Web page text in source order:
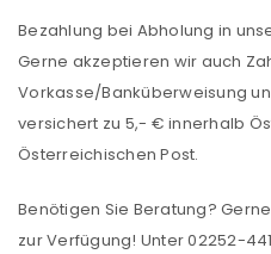
Bezahlung bei Abholung in
Gerne akzeptieren wir auch
Vorkasse/Banküberweisung
versichert zu 5,- € innerhalb
Österreichischen Post.
Benötigen Sie Beratung?
zur Verfügung! Unter 02252-